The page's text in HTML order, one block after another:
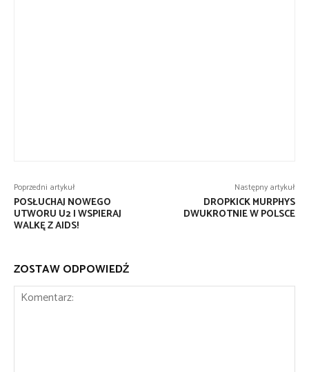
Poprzedni artykuł
POSŁUCHAJ NOWEGO
UTWORU U2 I WSPIERAJ
WALKĘ Z AIDS!
Następny artykuł
DROPKICK MURPHYS
DWUKROTNIE W POLSCE
ZOSTAW ODPOWIEDŹ